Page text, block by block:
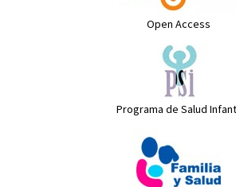
Open Access
Programa de Salud